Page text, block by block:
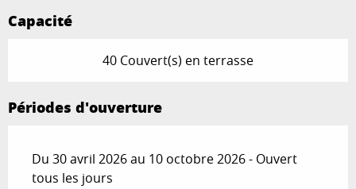
Capacité
40 Couvert(s) en terrasse
Périodes d'ouverture
Du 30 avril 2026 au 10 octobre 2026 - Ouvert
tous les jours